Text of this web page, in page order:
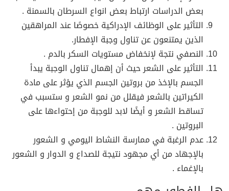
بعض الدراسات ارتباط بعض انواع السرطان بالسمنة .
التأثير على الوظائف الإدراكية خصوصًا عند المراهقين
الذين يمتنعون عن تناول وجبة الإفطار.
النصفي نتجة لإنخفاض مستويات السكر بالدم .
التأثير على الشعر حيث أن إهمال تناول الوجبة يبدأ
الجسم بالإخذ من بروتين الجسم الذي يؤثر على مادة
الكيراتين بالشعر فيقلل من نمو الشعر و ستسبب في
تساقط الشعر و أيضًا لابد للوجبة من إحتواءها على
البروتين .
عدم الرغبة في ممارسة النشاط اليومي و الشعور
بالإجهاد من أي مجهود نتيجة للصداع و الدوار و الشعور
بالإغماء .